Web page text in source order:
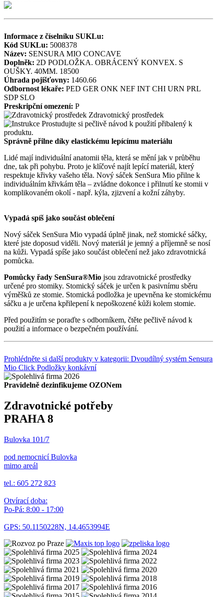
Informace z číselníku SUKLu:
Kód SUKLu: 5008378
Název: SENSURA MIO CONCAVE
Doplněk: 2D PODLOŽKA. OBRÁCENÝ KONVEX. S
OUŠKY. 40MM. 18500
Úhrada pojišťovny: 1460.66
Odbornost lékaře: PED GER ONK NEF INT CHI URN PRL
SDP SLO
Preskripční omezení: P
Zdravotnický prostředek
Prostudujte si pečlivě návod k použití přibalený k
produktu.
Správně přilne díky elastickému lepícímu materiálu
Lidé mají individuální anatomii těla, která se mění jak v průběhu
dne, tak při pohybu. Proto je klíčové najít lepící materiál, který
respektuje křivky vašeho těla. Nový sáček SenSura Mio přilne k
individuálním křivkám těla – zvládne dokonce i přilnutí ke stomii v
komplikovaném okolí - např. kýla, zjizvení a kožní záhyby.
Vypadá spíš jako součást oblečení
Nový sáček SenSura Mio vypadá úplně jinak, než stomické sáčky,
které jste doposud viděli. Nový materiál je jemný a příjemně se nosí
na kůži. Vypadá spíše jako součást oblečení než jako zdravotnická
pomůcka.
Pomůcky řady SenSura®Mio jsou zdravotnické prostředky
určené pro stomiky. Stomický sáček je určen k pasivnímu sběru
výměšků ze stomie. Stomická podložka je upevněna ke stomickému
sáčku a je určena kpřilepení k nepoškozené kůži kolem stomie.
Před použitím se poraďte s odborníkem, čtěte pečlivě návod k
použití a informace o bezpečném používání.
Prohlédněte si další produkty v kategorii: Dvoudílný systém Sensura
Mio Click Podložky konkávní
Pravidelně dezinfikujeme OZONem
Zdravotnické potřeby
PRAHA 8
Bulovka 101/7
pod nemocnicí Bulovka
mimo areál
tel.: 605 272 823
Otvírací doba:
Po-Pá: 8:00 - 17:00
GPS: 50.1150228N, 14.4653994E